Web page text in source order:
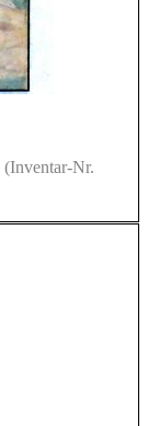
(Inventar-Nr.